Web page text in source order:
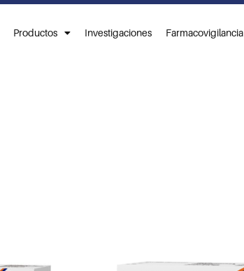
Productos Investigaciones Farmacovigilancia